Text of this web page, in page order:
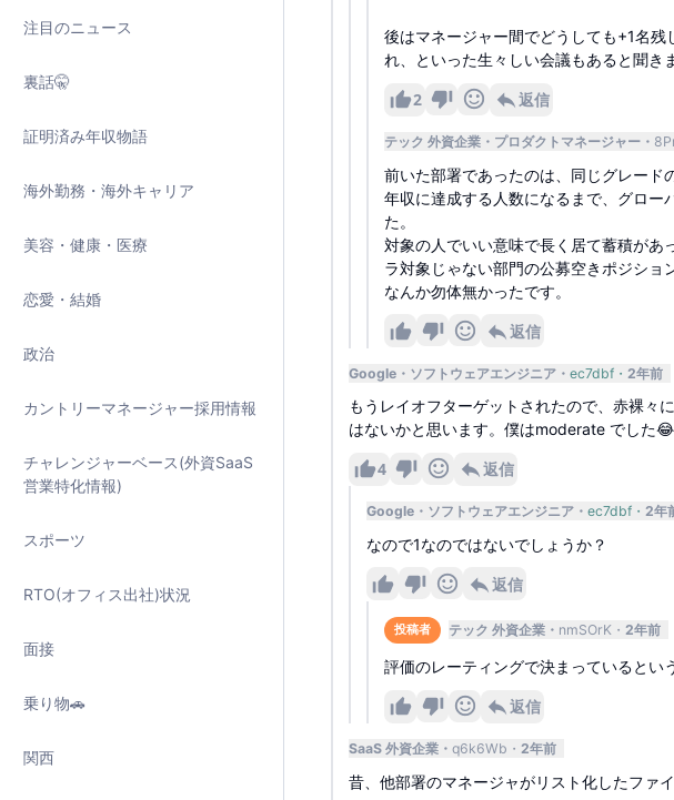
注目のニュース
裏話🤫
証明済み年収物語
海外勤務・海外キャリア
美容・健康・医療
恋愛・結婚
政治
カントリーマネージャー採用情報
チャレンジャーベース(外資SaaS
営業特化情報)
スポーツ
RTO(オフィス出社)状況
面接
乗り物🚗
関西
後はマネージャー間でどうしても+1名残
れ、といった生々しい会議もあると聞き
2 返信
テック 外資企業 プロダクトマネージャー
前いた部署であったのは、同じグレード
年収に達成する人数になるまで、グロー
た。
対象の人でいい意味で長く居て蓄積があ
ラ対象じゃない部門の公募空きポジショ
なんか勿体無かったです。
返信
Google ソフトウェアエンジニア ec7dbf 2年前
もうレイオフターゲットされたので、赤裸
はないかと思います。僕はmoderate でした😂
4 返信
Google ソフトウェアエンジニア ec7dbf 2年
なので1なのではないでしょうか？
返信
投稿者 テック 外資企業 nmSOrK 2年前
評価のレーティングで決まっているとい
返信
SaaS 外資企業 q6k6Wb 2年前
昔、他部署のマネージャがリスト化したファ